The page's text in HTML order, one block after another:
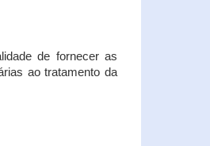
de fornecer as
ao tratamento da